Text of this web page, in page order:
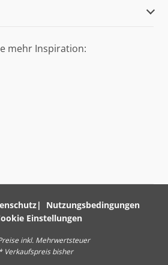
mehr Inspiration:
Nutzungsbedingungen
Einstellungen
inkl. Mehrwertsteuer
Verkaufspreis bisher